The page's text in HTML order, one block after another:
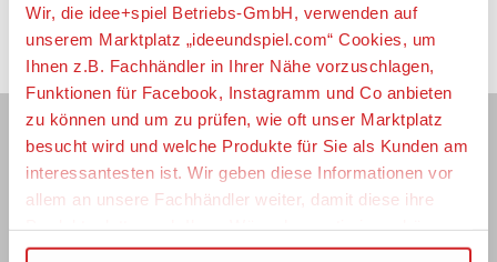
Wir, die idee+spiel Betriebs-GmbH, verwenden auf
unserem Marktplatz „ideeundspiel.com“ Cookies, um
Ihnen z.B. Fachhändler in Ihrer Nähe vorzuschlagen,
Funktionen für Facebook, Instagramm und Co anbieten
zu können und um zu prüfen, wie oft unser Marktplatz
besucht wird und welche Produkte für Sie als Kunden am
interessantesten ist. Wir geben diese Informationen vor
allem an unsere Fachhändler weiter, damit diese ihre
Luxemburg
Malta
Niederlande
Polen
Portugal
Slowakei
Händlerbewertungen
161 Bewertungen, Händlerbewertung:
4,96 von
5 Sternen